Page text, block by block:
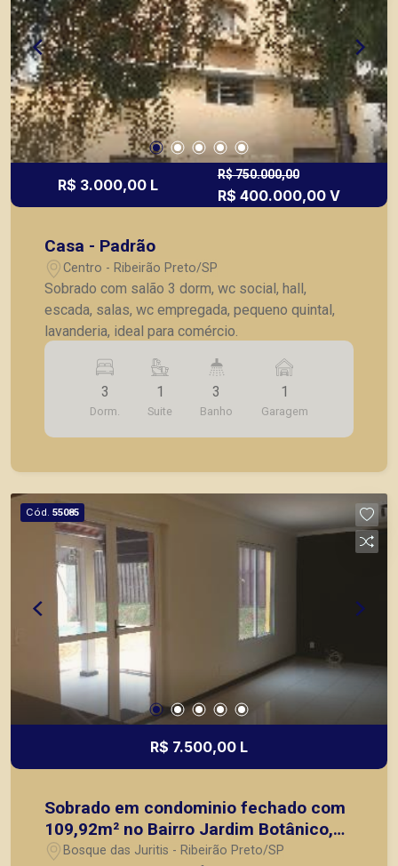
R$ 3.000,00 L
R$ 750.000,00
R$ 400.000,00 V
Casa - Padrão
Centro - Ribeirão Preto/SP
Sobrado com salão 3 dorm, wc social, hall,
escada, salas, wc empregada, pequeno quintal,
lavanderia, ideal para comércio.
3
Dorm.
1
Suite
3
Banho
1
Garagem
Cód. 55085
R$ 7.500,00 L
Sobrado em condominio fechado com
109,92m² no Bairro Jardim Botânico,
Zona Sul de Ribeirão Preto/SP:
Bosque das Juritis - Ribeirão Preto/SP